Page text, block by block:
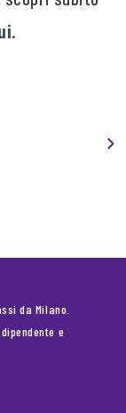
.
da Milano.
e